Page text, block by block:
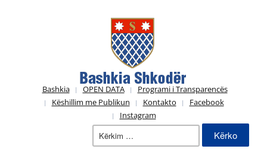
Bashkia OPEN DATA
Programi i Transparencës
Këshillim me Publikun
Kontakto
Facebook
Instagram
Kërko